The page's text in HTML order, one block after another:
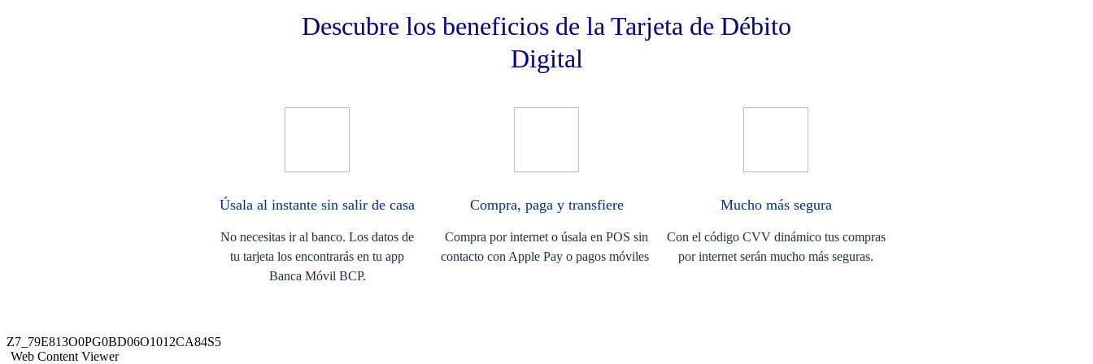
Descubre los beneficios de la Tarjeta de Débito
Digital
Úsala al instante ​sin salir de casa
No necesitas ir al banco. Los datos de
tu tarjeta los encontrarás en tu app
Banca Móvil BCP.​
Compra, paga y ​transfiere​
Compra por internet o úsala en POS sin
contacto con Apple Pay o pagos móviles ​
Mucho más ​segura
Con el código CVV dinámico tus compras
por internet serán mucho más seguras.
Z7_79E813O0PG0BD06O1012CA84S5
Web Content Viewer